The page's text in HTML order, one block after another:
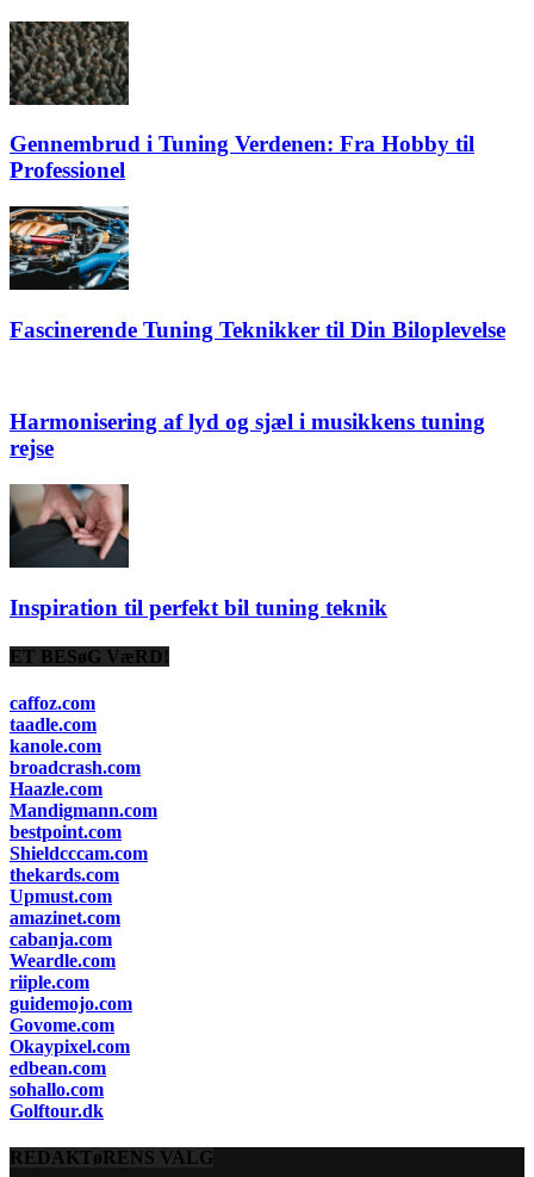
Gennembrud i Tuning Verdenen: Fra Hobby til
Professionel
Fascinerende Tuning Teknikker til Din Biloplevelse
Harmonisering af lyd og sjæl i musikkens tuning
rejse
Inspiration til perfekt bil tuning teknik
ET BESøG VæRD!
caffoz.com
taadle.com
kanole.com
broadcrash.com
Haazle.com
Mandigmann.com
bestpoint.com
Shieldcccam.com
thekards.com
Upmust.com
amazinet.com
cabanja.com
Weardle.com
riiple.com
guidemojo.com
Govome.com
Okaypixel.com
edbean.com
sohallo.com
Golftour.dk
REDAKTøRENS VALG